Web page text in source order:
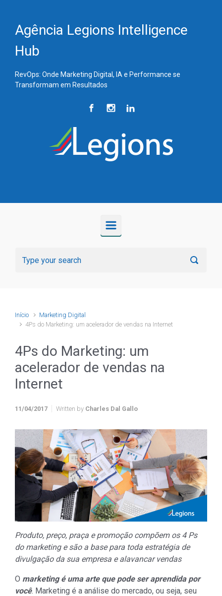
Agência Legions Intelligence
Hub
RevOps: Onde Marketing Digital, IA e Performance se
Transformam em Resultados
Início
Marketing Digital
4Ps do Marketing: um acelerador de vendas na Internet
4Ps do Marketing: um
acelerador de vendas na
Internet
11/04/2017 Written by Charles Dal Gallo
Produto, preço, praça e promoção compõem os 4 Ps
do marketing e são a base para toda estratégia de
divulgação da sua empresa e alavancar vendas
O marketing é uma arte que pode ser aprendida por
você. Marketing é a análise do mercado, ou seja, seu